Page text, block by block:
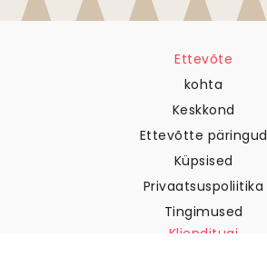
Ettevõte
kohta
Keskkond
Ettevõtte päringud
Küpsised
Privaatsuspoliitika
Tingimused
Klienditugi